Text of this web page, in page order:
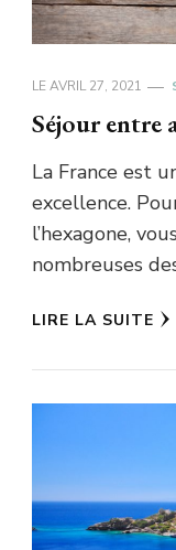
LEAVRIL 27, 2021
Séjour entre
La France est
excellence.
l’hexagone,
nombreuses
LIRE LA SUITE